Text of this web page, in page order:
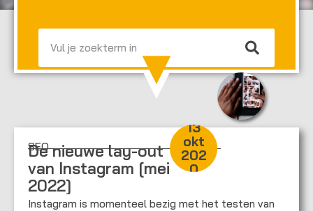
SEO
13
okt
202
0
De nieuwe lay-out
van Instagram [mei
2022]
Instagram is momenteel bezig met het testen van